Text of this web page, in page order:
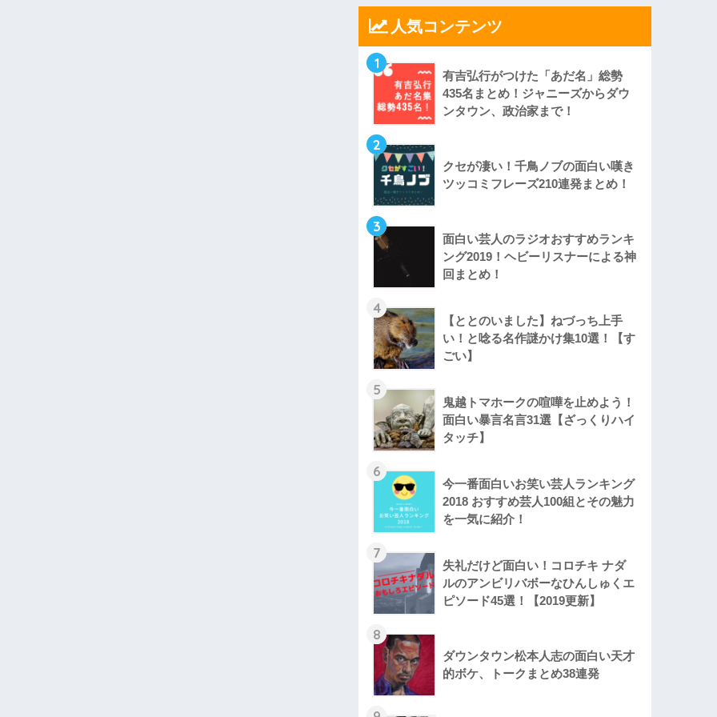
人気コンテンツ
1
有吉弘行がつけた「あだ名」総勢
435名まとめ！ジャニーズからダウ
ンタウン、政治家まで！
2
クセが凄い！千鳥ノブの面白い嘆き
ツッコミフレーズ210連発まとめ！
3
面白い芸人のラジオおすすめランキ
ング2019！ヘビーリスナーによる神
回まとめ！
4
【ととのいました】ねづっち上手
い！と唸る名作謎かけ集10選！【す
ごい】
5
鬼越トマホークの喧嘩を止めよう！
面白い暴言名言31選【ざっくりハイ
タッチ】
6
今一番面白いお笑い芸人ランキング
2018 おすすめ芸人100組とその魅力
を一気に紹介！
7
失礼だけど面白い！コロチキ ナダ
ルのアンビリバボーなひんしゅくエ
ピソード45選！【2019更新】
8
ダウンタウン松本人志の面白い天才
的ボケ、トークまとめ38連発